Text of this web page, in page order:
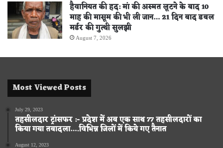
हैवानियत की हद: मां की अस्मत लूटने के बाद 10
माह की मासूम की भी ली जान… 21 दिन बाद डबल
मर्डर की गुत्थी सुलझी
August 7, 2026
Most Viewed Posts
July 29, 2023
तहसीलदार ट्रांसफर :- प्रदेश में अब एक साथ 77 तहसीलदारों का
किया गया तबादला….विभिन्न जिलों में किये गए तैनात
August 12, 2023